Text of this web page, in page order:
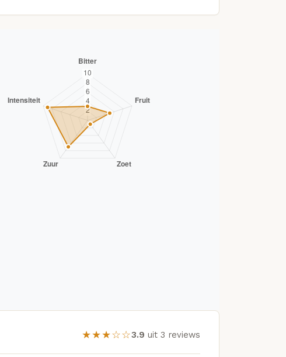
★★★☆☆3.9 uit 3 reviews